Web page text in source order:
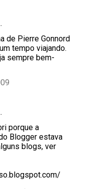
de Pierre Gonnord
tempo viajando.
sempre bem-
porque a
Blogger estava
blogs, ver